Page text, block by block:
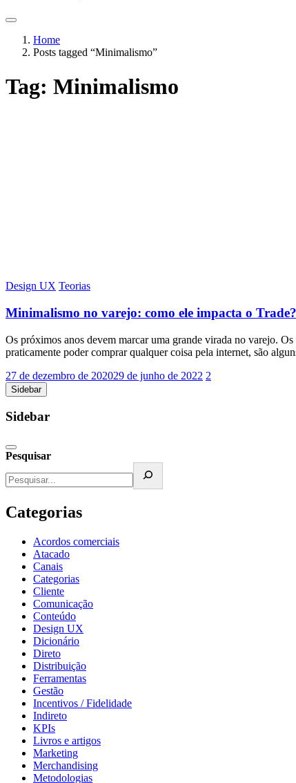
Home
Posts tagged “Minimalismo”
Tag: Minimalismo
Design UX Teorias
Minimalismo no varejo: como ele impacta o Trade?
Os próximos anos devem marcar uma grande virada no varejo.
praticamente poder comprar qualquer coisa pela internet, são
27 de dezembro de 202029 de junho de 2022 2
Sidebar
Sidebar
Pesquisar
Categorias
Acordos comerciais
Atacado
Canais
Categorias
Cliente
Comunicação
Conteúdo
Design UX
Dicionário
Direto
Distribuição
Ferramentas
Gestão
Incentivos / Fidelidade
Indireto
KPIs
Livros e artigos
Marketing
Merchandising
Metodologias